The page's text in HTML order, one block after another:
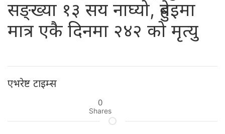
सङ्ख्या १३ सय नाघ्यो, हुबेइमा
मात्र एकै दिनमा २४२ को मृत्यु
एभरेष्ट टाइम्स
0
Shares